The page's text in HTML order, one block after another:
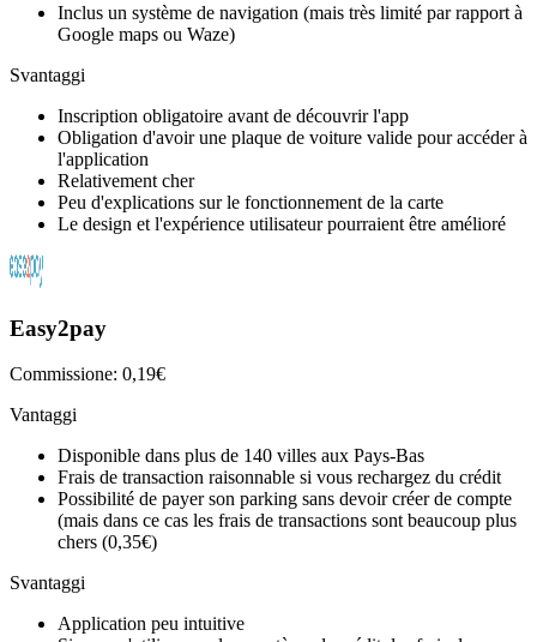
Inclus un système de navigation (mais très limité par rapport à
Google maps ou Waze)
Svantaggi
Inscription obligatoire avant de découvrir l'app
Obligation d'avoir une plaque de voiture valide pour accéder à
l'application
Relativement cher
Peu d'explications sur le fonctionnement de la carte
Le design et l'expérience utilisateur pourraient être amélioré
Easy2pay
Commissione: 0,19€
Vantaggi
Disponible dans plus de 140 villes aux Pays-Bas
Frais de transaction raisonnable si vous rechargez du crédit
Possibilité de payer son parking sans devoir créer de compte
(mais dans ce cas les frais de transactions sont beaucoup plus
chers (0,35€)
Svantaggi
Application peu intuitive